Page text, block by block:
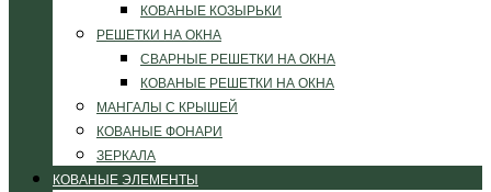
КОВАНЫЕ КОЗЫРЬКИ
РЕШЕТКИ НА ОКНА
СВАРНЫЕ РЕШЕТКИ НА ОКНА
КОВАНЫЕ РЕШЕТКИ НА ОКНА
МАНГАЛЫ С КРЫШЕЙ
КОВАНЫЕ ФОНАРИ
ЗЕРКАЛА
КОВАНЫЕ ЭЛЕМЕНТЫ